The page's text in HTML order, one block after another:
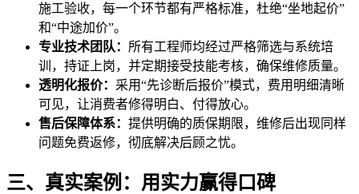
施工验收，每一个环节都有严格标准，杜绝“坐地起价”
和“中途加价”。
专业技术团队： 所有工程师均经过严格筛选与系统培
训，持证上岗，并定期接受技能考核，确保维修质量。
透明化报价： 采用“先诊断后报价”模式，费用明细清晰
可见，让消费者修得明白、付得放心。
售后保障体系： 提供明确的质保期限，维修后出现同样
问题免费返修，彻底解决后顾之忧。
三、真实案例：用实力赢得口碑